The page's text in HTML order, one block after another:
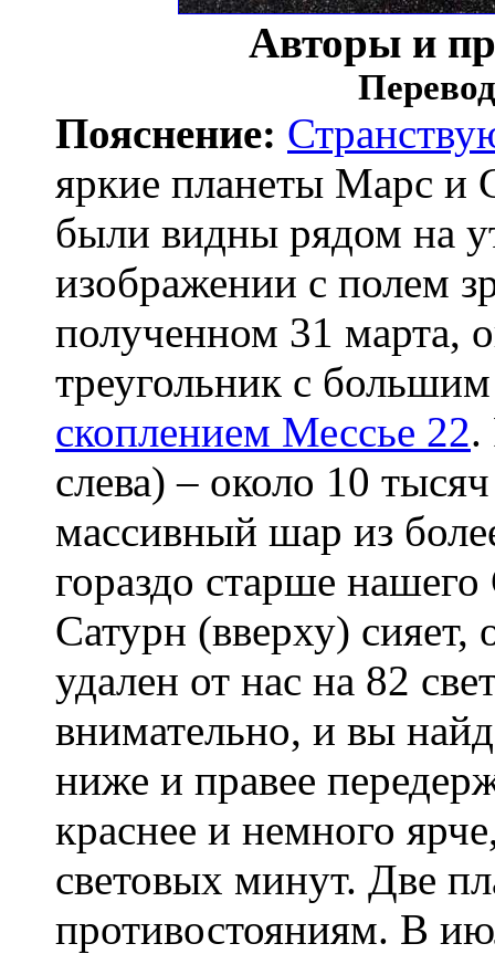
Авторы и
Пояснение:
яркие планеты Марс и
были видны рядом на
изображении с полем
полученном 31 марта,
треугольник с
скоплением Мессье 22.
слева) – около 10
массивный шар из
гораздо старше
Сатурн (вверху) сияет,
удален от нас на 82
внимательно, и вы
ниже и правее
краснее и немного
световых минут. Две
противостояниям. В